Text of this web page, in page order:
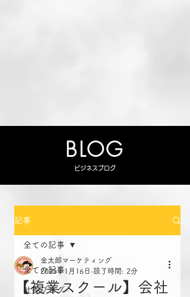
BLOG
ビジネスブログ
記事
全ての記事
社長ブログ
全ての記事
【複業スクール】会社
金太郎マーケティング
2025年1月16日 読了時間: 2分